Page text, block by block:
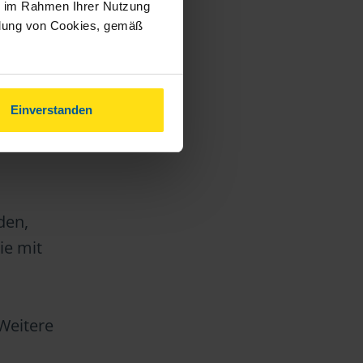
Rahmen Ihrer Nutzung
von Cookies, gemäß
Einverstanden
nicht
mit